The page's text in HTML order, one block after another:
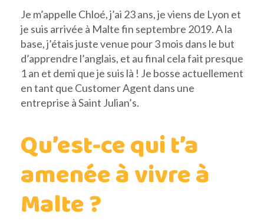
Je m’appelle Chloé, j’ai 23 ans, je viens de Lyon et
je suis arrivée à Malte fin septembre 2019. A la
base, j’étais juste venue pour 3 mois dans le but
d’apprendre l’anglais, et au final cela fait presque
1 an et demi que je suis là ! Je bosse actuellement
en tant que Customer Agent dans une
entreprise à Saint Julian’s.
Qu’est-ce qui t’a
amenée à vivre à
Malte ?